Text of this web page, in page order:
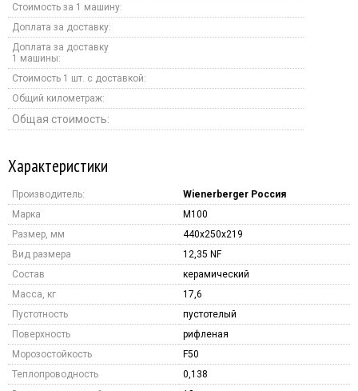
Стоимость за 1 машину:
Доплата за доставку:
Доплата за доставку
1 машины:
Стоимость 1 шт. с доставкой:
Общий километраж:
Общая стоимость:
Характеристики
Производитель:
Wienerberger Россия
Марка
M100
Размер, мм
440x250x219
Вид размера
12,35 NF
Состав
керамический
Масса, кг
17,6
Пустотность
пустотелый
Поверхность
рифленая
Морозостойкость
F50
Теплопроводность
0,138